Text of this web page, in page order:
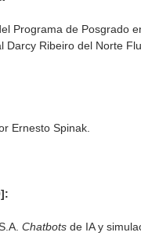
Programa de Posgrado
Darcy Ribeiro del Norte
Ernesto Spinak.
Chatbots de IA y